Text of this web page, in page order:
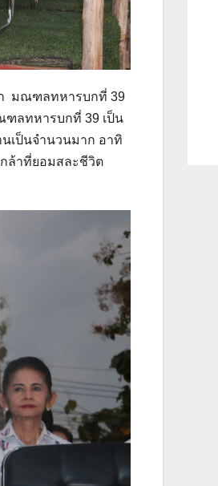
ก มณฑลทหารบกที่ 39
ฑลทหารบกที่ 39 เป็น
เป็นจำนวนมาก อาทิ
ล้าที่ยอมสละชีวิต